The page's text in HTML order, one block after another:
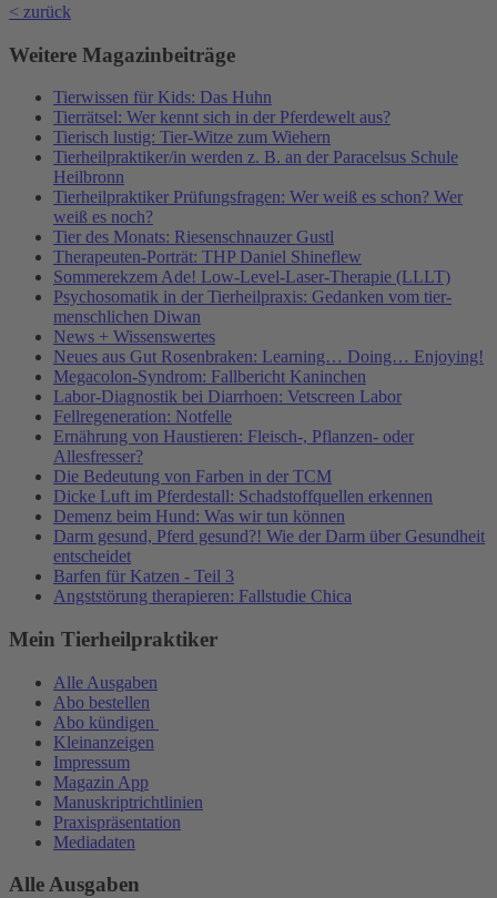
< zurück
Weitere Magazinbeiträge
Tierwissen für Kids: Das Huhn
Tierrätsel: Wer kennt sich in der Pferdewelt aus?
Tierisch lustig: Tier-Witze zum Wiehern
Tierheilpraktiker/in werden z. B. an der Paracelsus Schule
Heilbronn
Tierheilpraktiker Prüfungsfragen: Wer weiß es schon? Wer
weiß es noch?
Tier des Monats: Riesenschnauzer Gustl
Therapeuten-Porträt: THP Daniel Shineflew
Sommerekzem Ade! Low-Level-Laser-Therapie (LLLT)
Psychosomatik in der Tierheilpraxis: Gedanken vom tier-
menschlichen Diwan
News + Wissenswertes
Neues aus Gut Rosenbraken: Learning… Doing… Enjoying!
Megacolon-Syndrom: Fallbericht Kaninchen
Labor-Diagnostik bei Diarrhoen: Vetscreen Labor
Fellregeneration: Notfelle
Ernährung von Haustieren: Fleisch-, Pflanzen- oder
Allesfresser?
Die Bedeutung von Farben in der TCM
Dicke Luft im Pferdestall: Schadstoffquellen erkennen
Demenz beim Hund: Was wir tun können
Darm gesund, Pferd gesund?! Wie der Darm über Gesundheit
entscheidet
Barfen für Katzen - Teil 3
Angststörung therapieren: Fallstudie Chica
Mein Tierheilpraktiker
Alle Ausgaben
Abo bestellen
Abo kündigen
Kleinanzeigen
Impressum
Magazin App
Manuskriptrichtlinien
Praxispräsentation
Mediadaten
Alle Ausgaben